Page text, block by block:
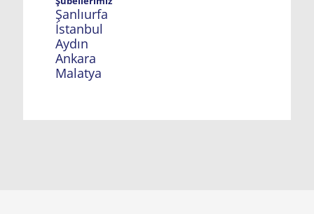
Şanlıurfa
İstanbul
Aydın
Ankara
Malatya